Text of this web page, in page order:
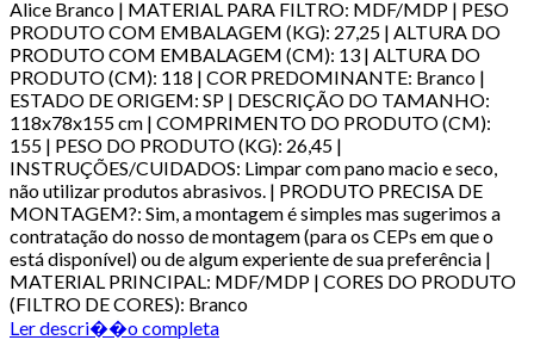
Alice Branco | MATERIAL PARA FILTRO: MDF/MDP | PESO
PRODUTO COM EMBALAGEM (KG): 27,25 | ALTURA DO
PRODUTO COM EMBALAGEM (CM): 13 | ALTURA DO
PRODUTO (CM): 118 | COR PREDOMINANTE: Branco |
ESTADO DE ORIGEM: SP | DESCRIÇÃO DO TAMANHO:
118x78x155 cm | COMPRIMENTO DO PRODUTO (CM):
155 | PESO DO PRODUTO (KG): 26,45 |
INSTRUÇÕES/CUIDADOS: Limpar com pano macio e seco,
não utilizar produtos abrasivos. | PRODUTO PRECISA DE
MONTAGEM?: Sim, a montagem é simples mas sugerimos a
contratação do nosso de montagem (para os CEPs em que o
está disponível) ou de algum experiente de sua preferência |
MATERIAL PRINCIPAL: MDF/MDP | CORES DO PRODUTO
(FILTRO DE CORES): Branco
Ler descri��o completa